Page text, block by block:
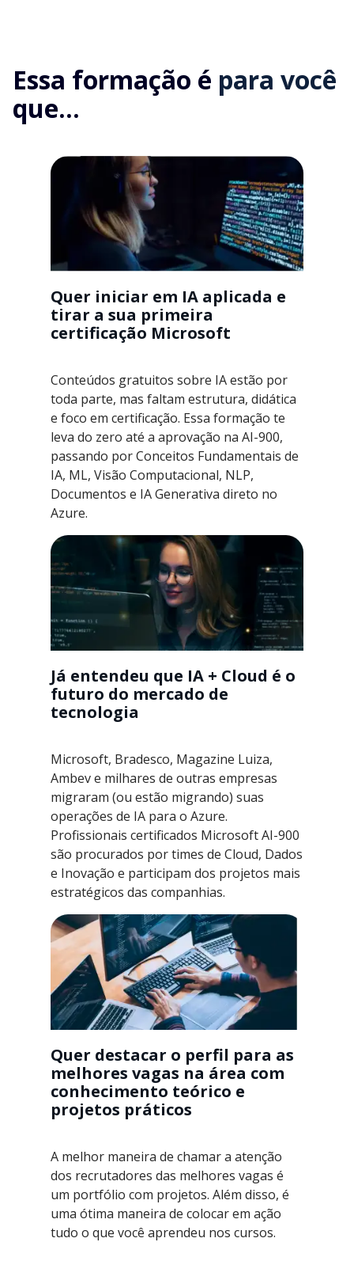
Essa formação é para você
que...
Quer iniciar em IA aplicada e
tirar a sua primeira
certificação Microsoft
Conteúdos gratuitos sobre IA estão por
toda parte, mas faltam estrutura, didática
e foco em certificação. Essa formação te
leva do zero até a aprovação na AI-900,
passando por Conceitos Fundamentais de
IA, ML, Visão Computacional, NLP,
Documentos e IA Generativa direto no
Azure.
Já entendeu que IA + Cloud é o
futuro do mercado de
tecnologia
Microsoft, Bradesco, Magazine Luiza,
Ambev e milhares de outras empresas
migraram (ou estão migrando) suas
operações de IA para o Azure.
Profissionais certificados Microsoft AI-900
são procurados por times de Cloud, Dados
e Inovação e participam dos projetos mais
estratégicos das companhias.
Quer destacar o perfil para as
melhores vagas na área com
conhecimento teórico e
projetos práticos
A melhor maneira de chamar a atenção
dos recrutadores das melhores vagas é
um portfólio com projetos. Além disso, é
uma ótima maneira de colocar em ação
tudo o que você aprendeu nos cursos.